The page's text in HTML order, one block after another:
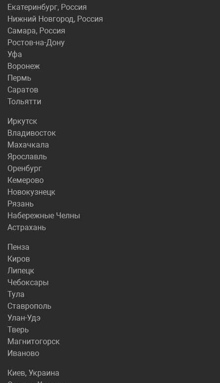
Екатеринбург, Россия
Нижний Новгород, Россия
Самара, Россия
Ростов-на-Дону
Уфа
Воронеж
Пермь
Саратов
Тольятти
Иркутск
Владивосток
Махачкала
Ярославль
Оренбург
Кемерово
Новокузнецк
Рязань
Набережные Челны
Астрахань
Пенза
Киров
Липецк
Чебоксары
Тула
Ставрополь
Улан-Удэ
Тверь
Магнитогорск
Иваново
Киев, Украина